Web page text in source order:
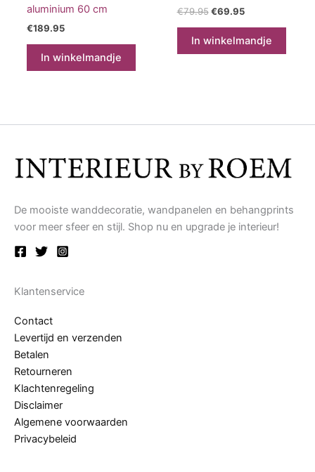
aluminium 60 cm
€189.95
In winkelmandje
€79.95 Oorspronkelijke
was:
€79.95.
€69.95Huidige
€69.95.
In winkelmandje
De mooiste wanddecoratie, wandpanelen en behangprints
voor meer sfeer en stijl. Shop nu en upgrade je interieur!
Klantenservice
Contact
Levertijd en verzenden
Betalen
Retourneren
Klachtenregeling
Disclaimer
Algemene voorwaarden
Privacybeleid